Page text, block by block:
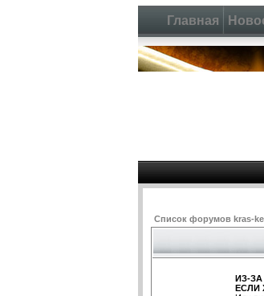
Главная
Список форумов kras-
ИЗ-
ЕСЛИ